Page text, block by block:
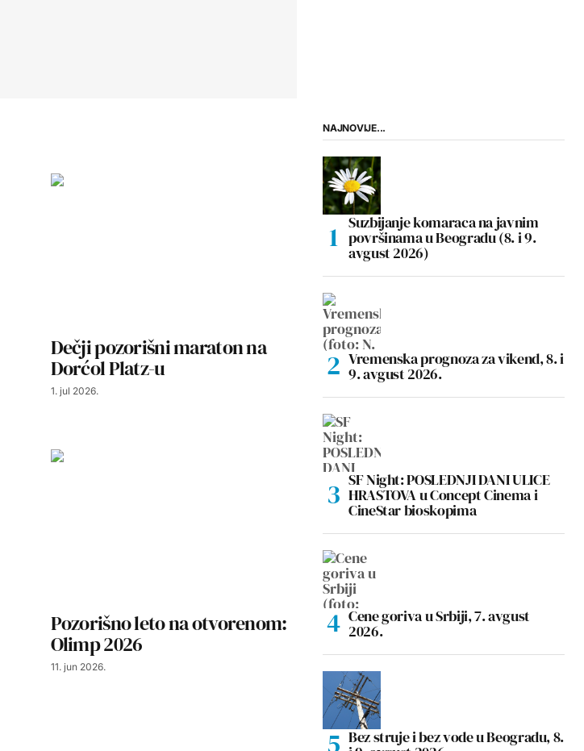
Dečji pozorišni maraton na
Dorćol Platz-u
1. jul 2026.
Pozorišno leto na otvorenom:
Olimp 2026
11. jun 2026.
NAJNOVIJE...
Suzbijanje komaraca na javnim
površinama u Beogradu (8. i 9.
avgust 2026)
Vremenska prognoza za vikend, 8. i
9. avgust 2026.
SF Night: POSLEDNJI DANI ULICE
HRASTOVA u Concept Cinema i
CineStar bioskopima
Cene goriva u Srbiji, 7. avgust
2026.
Bez struje i bez vode u Beogradu, 8.